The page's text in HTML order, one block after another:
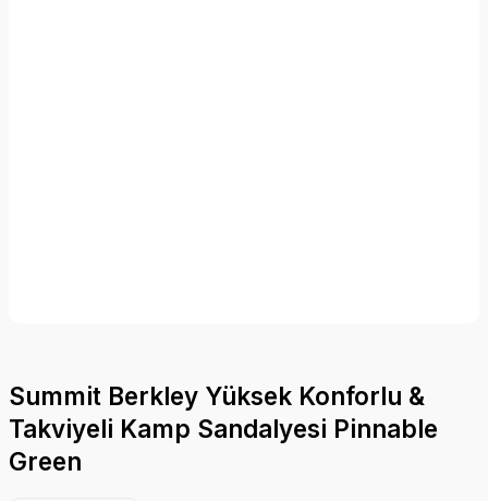
Summit Berkley Yüksek Konforlu &
Takviyeli Kamp Sandalyesi Pinnable
Green